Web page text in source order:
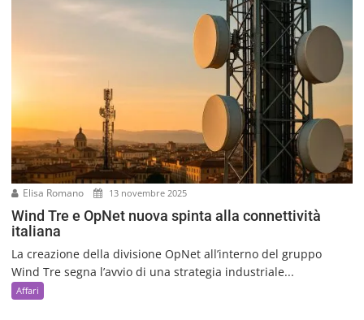
Elisa Romano 13 novembre 2025
Wind Tre e OpNet nuova spinta alla connettività
italiana
La creazione della divisione OpNet all’interno del gruppo
Wind Tre segna l’avvio di una strategia industriale...
Affari